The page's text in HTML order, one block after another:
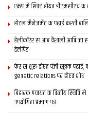
एम्स मे शिफ्ट होयत डीएमसीएच क
होटल मैनेजमेंट क पढ़ाई करती
हेलीकॉप्टर स आब वैशाली आबि जा
हेलीपैड
फेर स शुरू होएत पंजी सूत्रक पढाई,
genetic relations पर होएत शोध
बिहारक पंचायत क वित्‍तीय
उपयोगिता प्रमाण पत्र